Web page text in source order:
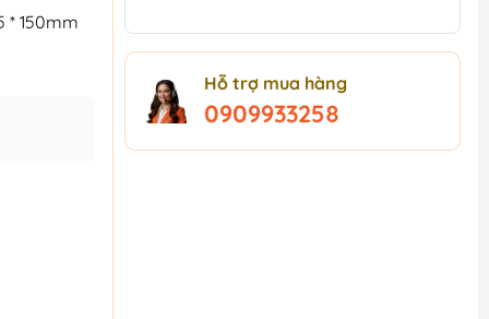
* 150mm
Hỗ trợ mua hàng
0909933258